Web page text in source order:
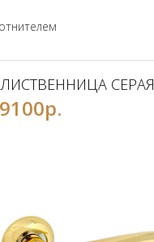
СЕРАЯ
9100р.